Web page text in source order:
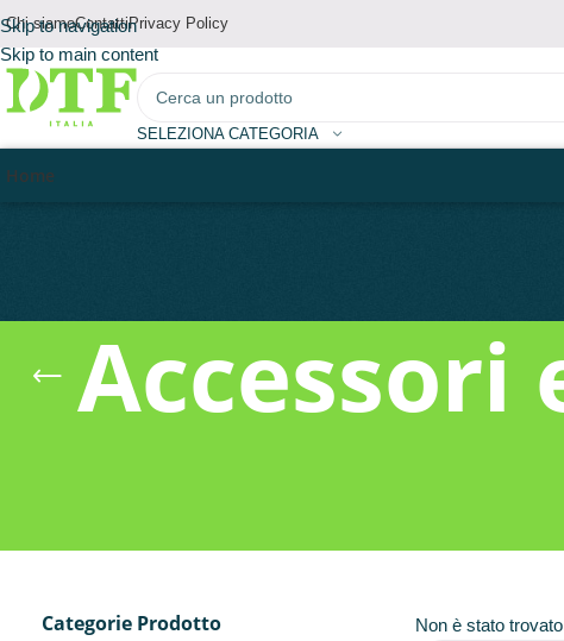
Skip to navigation
Skip to main content
Chi siamoContattiPrivacy Policy
SELEZIONA CATEGORIA
Home
Categorie Prodotto Non è stato